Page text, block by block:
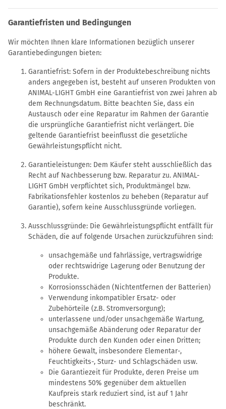
Garantiefristen und Bedingungen
Wir möchten Ihnen klare Informationen bezüglich unserer
Garantiebedingungen bieten:
Garantiefrist: Sofern in der Produktebeschreibung nichts
anders angegeben ist, besteht auf unseren Produkten von
ANIMAL-LIGHT GmbH eine Garantiefrist von zwei Jahren ab
dem Rechnungsdatum. Bitte beachten Sie, dass ein
Austausch oder eine Reparatur im Rahmen der Garantie
die ursprüngliche Garantiefrist nicht verlängert. Die
geltende Garantiefrist beeinflusst die gesetzliche
Gewährleistungspflicht nicht.
Garantieleistungen: Dem Käufer steht ausschließlich das
Recht auf Nachbesserung bzw. Reparatur zu. ANIMAL-
LIGHT GmbH verpflichtet sich, Produktmängel bzw.
Fabrikationsfehler kostenlos zu beheben (Reparatur auf
Garantie), sofern keine Ausschlussgründe vorliegen.
Ausschlussgründe: Die Gewährleistungspflicht entfällt für
Schäden, die auf folgende Ursachen zurückzuführen sind:
unsachgemäße und fahrlässige, vertragswidrige
oder rechtswidrige Lagerung oder Benutzung der
Produkte.
Korrosionsschäden (Nichtentfernen der Batterien)
Verwendung inkompatibler Ersatz- oder
Zubehörteile (z.B. Stromversorgung);
unterlassene und/oder unsachgemäße Wartung,
unsachgemäße Abänderung oder Reparatur der
Produkte durch den Kunden oder einen Dritten;
höhere Gewalt, insbesondere Elementar-,
Feuchtigkeits-, Sturz- und Schlagschäden usw.
Die Garantiezeit für Produkte, deren Preise um
mindestens 50% gegenüber dem aktuellen
Kaufpreis stark reduziert sind, ist auf 1 Jahr
beschränkt.